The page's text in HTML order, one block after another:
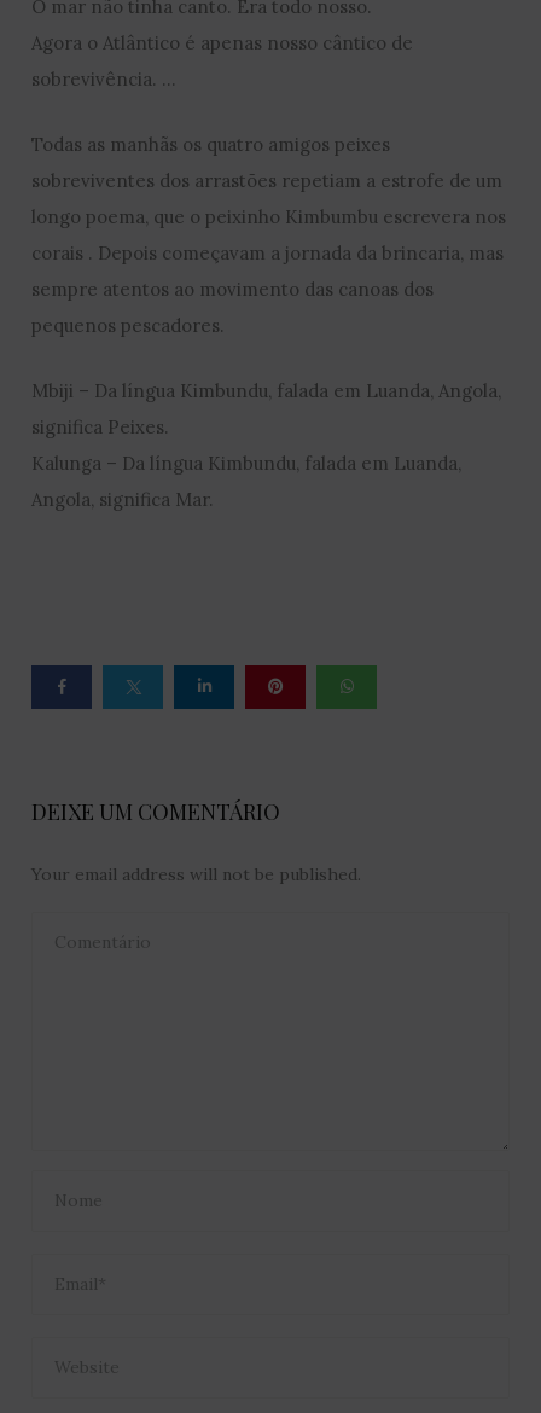
O mar não tinha canto. Era todo nosso.
Agora o Atlântico é apenas nosso cântico de
sobrevivência. …
Todas as manhãs os quatro amigos peixes
sobreviventes dos arrastões repetiam a estrofe de um
longo poema, que o peixinho Kimbumbu escrevera nos
corais . Depois começavam a jornada da brincaria, mas
sempre atentos ao movimento das canoas dos
pequenos pescadores.
Mbiji – Da língua Kimbundu, falada em Luanda, Angola,
significa Peixes.
Kalunga – Da língua Kimbundu, falada em Luanda,
Angola, significa Mar.
DEIXE UM COMENTÁRIO
Your email address will not be published.